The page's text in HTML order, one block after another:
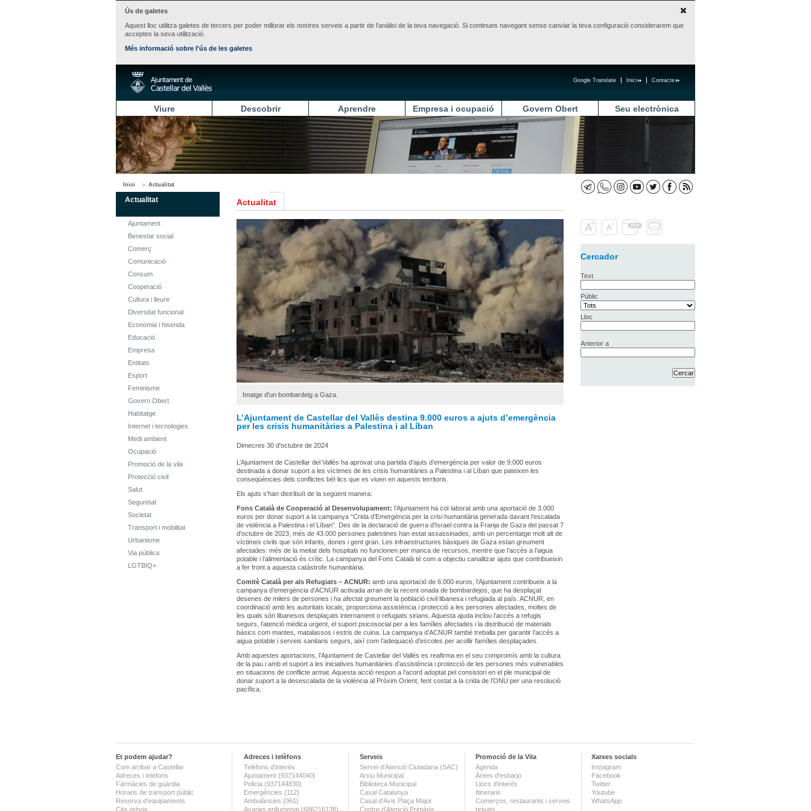
Ús de galetes
Aquest lloc utilitza galetes de tercers per poder millorar els nostres serveis a partir de l'anàlisi de la teva navegació. Si continues navegant sense canviar la teva configuració considerarem que
acceptes la seva utilització.
Més informació sobre l'ús de les galetes
Contacte
Inici
Google Translate
Viure Descobrir Aprendre Empresa i ocupació Govern Obert Seu electrònica
Inici Actualitat
Actualitat
Ajuntament
Benestar social
Comerç
Comunicació
Consum
Cooperació
Cultura i lleure
Diversitat funcional
Economia i hisenda
Educació
Empresa
Entitats
Esport
Feminisme
Govern Obert
Habitatge
Internet i tecnologies
Medi ambient
Ocupació
Promoció de la vila
Protecció civil
Salut
Seguretat
Societat
Transport i mobilitat
Urbanisme
Via pública
LGTBIQ+
Actualitat
Imatge d'un bombardeig a Gaza.
L’Ajuntament de Castellar del Vallès destina 9.000 euros a ajuts d’emergència
per les crisis humanitàries a Palestina i al Líban
Dimecres 30 d'octubre de 2024
L’Ajuntament de Castellar del Vallès ha aprovat una partida d’ajuts d’emergència per valor de 9.000 euros
destinada a donar suport a les víctimes de les crisis humanitàries a Palestina i al Líban que pateixen les
conseqüències dels conflictes bèl·lics que es viuen en aquests territoris.
Els ajuts s’han distribuït de la següent manera:
Fons Català de Cooperació al Desenvolupament: l’Ajuntament ha col·laborat amb una aportació de 3.000
euros per donar suport a la campanya “Crida d’Emergència per la crisi humanitària generada davant l’escalada
de violència a Palestina i el Líban”. Des de la declaració de guerra d'Israel contra la Franja de Gaza del passat 7
d'octubre de 2023, més de 43.000 persones palestines han estat assassinades, amb un percentatge molt alt de
víctimes civils que són infants, dones i gent gran. Les infraestructures bàsiques de Gaza estan greument
afectades: més de la meitat dels hospitals no funcionen per manca de recursos, mentre que l’accés a l’aigua
potable i l’alimentació és crític. La campanya del Fons Català té com a objectiu canalitzar ajuts que contribueixin
a fer front a aquesta catàstrofe humanitària.
Comitè Català per als Refugiats – ACNUR: amb una aportació de 6.000 euros, l’Ajuntament contribueix a la
campanya d’emergència d’ACNUR activada arran de la recent onada de bombardejos, que ha desplaçat
desenes de milers de persones i ha afectat greument la població civil libanesa i refugiada al país. ACNUR, en
coordinació amb les autoritats locals, proporciona assistència i protecció a les persones afectades, moltes de
les quals són libanesos desplaçats internament o refugiats sirians. Aquesta ajuda inclou l’accés a refugis
segurs, l’atenció mèdica urgent, el suport psicosocial per a les famílies afectades i la distribució de materials
bàsics com mantes, matalassos i estris de cuina. La campanya d’ACNUR també treballa per garantir l’accés a
aigua potable i serveis sanitaris segurs, així com l’adequació d’escoles per acollir famílies desplaçades.
Amb aquestes aportacions, l’Ajuntament de Castellar del Vallès es reafirma en el seu compromís amb la cultura
de la pau i amb el suport a les iniciatives humanitàries d’assistència i protecció de les persones més vulnerables
en situacions de conflicte armat. Aquesta acció respon a l’acord adoptat pel consistori en el ple municipal de
donar suport a la desescalada de la violència al Pròxim Orient, fent costat a la crida de l’ONU per una resolució
pacífica.
Cercador
Text
Públic
Lloc
Anterior a
Et podem ajudar?
Com arribar a Castellar
Adreces i telèfons
Farmàcies de guàrdia
Horaris de transport públic
Reserva d'equipaments
Cita prèvia
Adreces i telèfons
Telèfons d'interès
Ajuntament (937144040)
Policia (937144830)
Emergències (112)
Ambulàncies (061)
Avaries enllumenat (686216138)
Serveis
Servei d'Atenció Ciutadana (SAC)
Arxiu Municipal
Biblioteca Municipal
Casal Catalunya
Casal d'Avis Plaça Major
Centre d'Atenció Primària
Promoció de la Vila
Agenda
Àrees d'esbarjo
Llocs d'interès
Itineraris
Comerços, restaurants i serveis
privats
Xarxes socials
Instagram
Facebook
Twitter
Youtube
WhatsApp